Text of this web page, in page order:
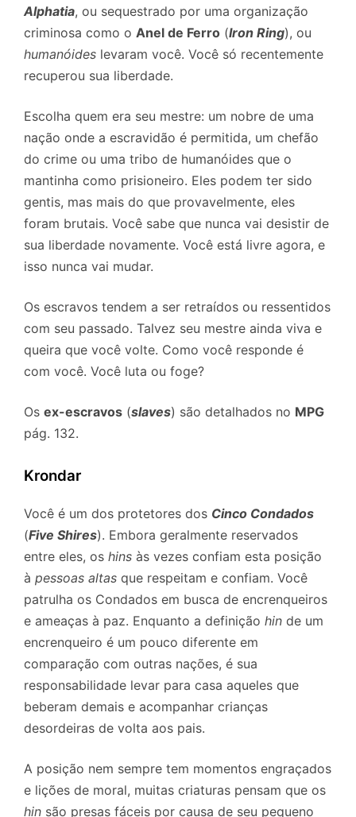
Alphatia, ou sequestrado por uma organização
criminosa como o Anel de Ferro (Iron Ring), ou
humanóides levaram você. Você só recentemente
recuperou sua liberdade.
Escolha quem era seu mestre: um nobre de uma
nação onde a escravidão é permitida, um chefão
do crime ou uma tribo de humanóides que o
mantinha como prisioneiro. Eles podem ter sido
gentis, mas mais do que provavelmente, eles
foram brutais. Você sabe que nunca vai desistir de
sua liberdade novamente. Você está livre agora, e
isso nunca vai mudar.
Os escravos tendem a ser retraídos ou ressentidos
com seu passado. Talvez seu mestre ainda viva e
queira que você volte. Como você responde é
com você. Você luta ou foge?
Os ex-escravos (slaves) são detalhados no MPG
pág. 132.
Krondar
Você é um dos protetores dos Cinco Condados
(Five Shires). Embora geralmente reservados
entre eles, os hins às vezes confiam esta posição
à pessoas altas que respeitam e confiam. Você
patrulha os Condados em busca de encrenqueiros
e ameaças à paz. Enquanto a definição hin de um
encrenqueiro é um pouco diferente em
comparação com outras nações, é sua
responsabilidade levar para casa aqueles que
beberam demais e acompanhar crianças
desordeiras de volta aos pais.
A posição nem sempre tem momentos engraçados
e lições de moral, muitas criaturas pensam que os
hin são presas fáceis por causa de seu pequeno